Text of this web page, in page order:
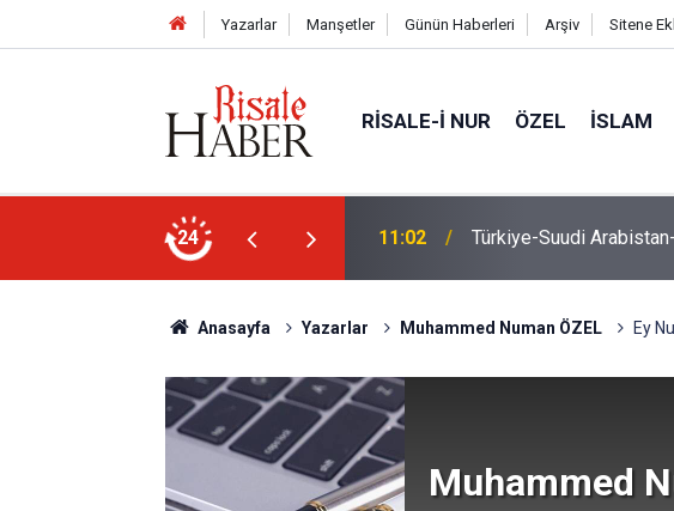
Yazarlar Manşetler Günün Haberleri Arşiv Sitene
RISALE-I NUR ÖZEL İSLAM
24
Anlaşması ve Said Nursi'nin sevinci 10:22 İmamdan, hutbe
Anasayfa Yazarlar Muhammed Numan ÖZEL Ey
Muhammed